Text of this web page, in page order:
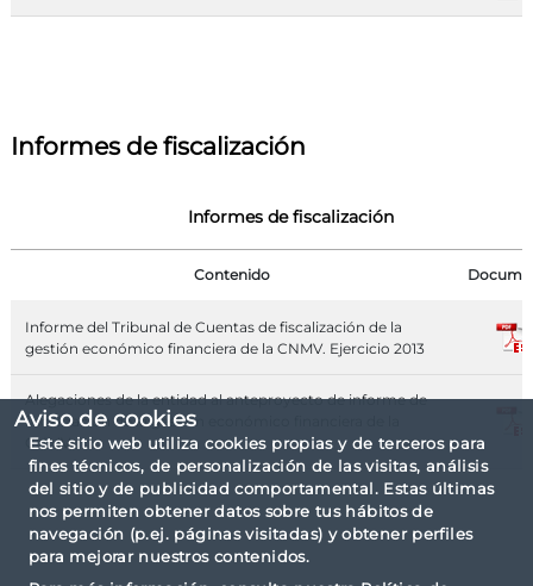
Aviso de cookies
Este sitio web utiliza cookies propias y de terceros para
fines técnicos, de personalización de las visitas, análisis
del sitio y de publicidad comportamental. Estas últimas
nos permiten obtener datos sobre tus hábitos de
navegación (p.ej. páginas visitadas) y obtener perfiles
para mejorar nuestros contenidos.
Informes de fiscalización
Informes de fiscalización
Contenido
Informe del Tribunal de Cuentas de fiscalización de la
gestión económico financiera de la CNMV. Ejercicio 2013
Alegaciones de la entidad al anteproyecto de informe de
fiscalización de la gestión económico financiera de la
CNMV